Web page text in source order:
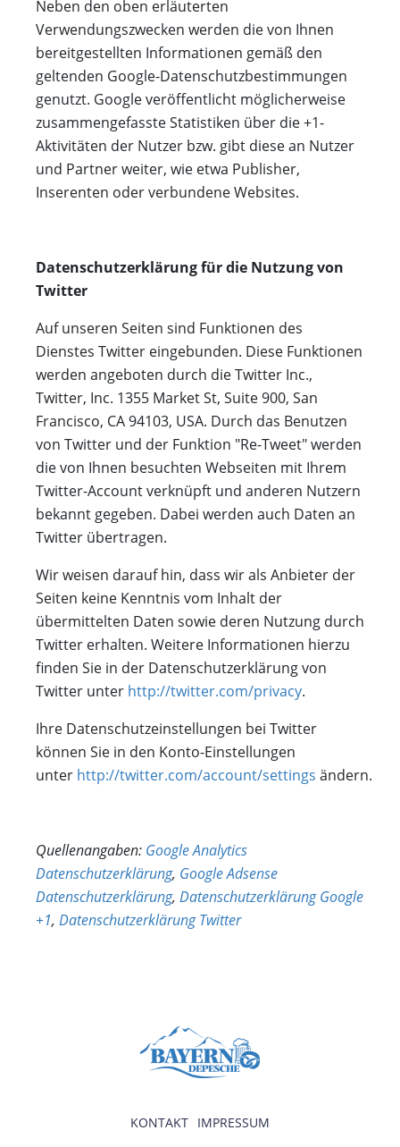
Neben den oben erläuterten
Verwendungszwecken werden die von Ihnen
bereitgestellten Informationen gemäß den
geltenden Google-Datenschutzbestimmungen
genutzt. Google veröffentlicht möglicherweise
zusammengefasste Statistiken über die +1-
Aktivitäten der Nutzer bzw. gibt diese an Nutzer
und Partner weiter, wie etwa Publisher,
Inserenten oder verbundene Websites.
Datenschutzerklärung für die Nutzung von
Twitter
Auf unseren Seiten sind Funktionen des
Dienstes Twitter eingebunden. Diese Funktionen
werden angeboten durch die Twitter Inc.,
Twitter, Inc. 1355 Market St, Suite 900, San
Francisco, CA 94103, USA. Durch das Benutzen
von Twitter und der Funktion "Re-Tweet" werden
die von Ihnen besuchten Webseiten mit Ihrem
Twitter-Account verknüpft und anderen Nutzern
bekannt gegeben. Dabei werden auch Daten an
Twitter übertragen.
Wir weisen darauf hin, dass wir als Anbieter der
Seiten keine Kenntnis vom Inhalt der
übermittelten Daten sowie deren Nutzung durch
Twitter erhalten. Weitere Informationen hierzu
finden Sie in der Datenschutzerklärung von
Twitter unter http://twitter.com/privacy.
Ihre Datenschutzeinstellungen bei Twitter
können Sie in den Konto-Einstellungen
unter http://twitter.com/account/settings ändern.
Quellenangaben: Google Analytics
Datenschutzerklärung, Google Adsense
Datenschutzerklärung, Datenschutzerklärung Google
+1, Datenschutzerklärung Twitter
KONTAKT IMPRESSUM